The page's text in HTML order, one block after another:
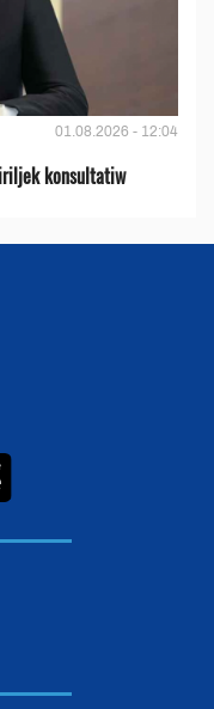
01.08.2026 - 12:04
konsultatiw